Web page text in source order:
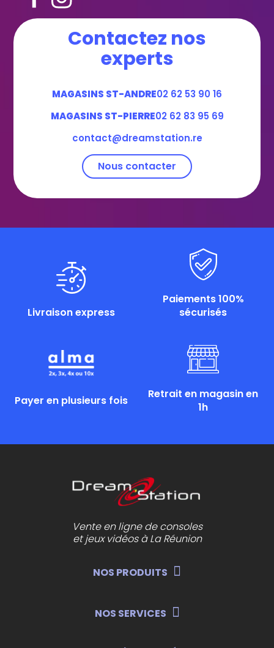
Contactez nos
experts
MAGASINS ST-ANDRE02 62 53 90 16
MAGASINS ST-PIERRE02 62 83 95 69
contact@dreamstation.re
Nous contacter
Livraison express
Paiements 100%
sécurisés
Payer en plusieurs fois
Retrait en magasin en
1h
Vente en ligne de consoles
et jeux vidéos à La Réunion
NOS PRODUITS
NOS SERVICES